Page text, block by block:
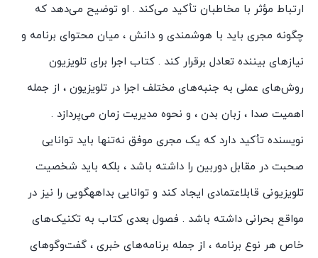
ارتباط مؤثر با مخاطبان تأکید می‌کند . او توضیح می‌دهد که
چگونه مجری باید با هوشمندی و دانش ، میان محتوای برنامه و
نیازهای بیننده تعادل برقرار کند . کتاب اجرا برای تلویزیون
روش‌های عملی به جنبه‌های مختلف اجرا در تلویزیون ، از جمله
اهمیت صدا ، زبان بدن ، و نحوه مدیریت زمان می‌پردازد .
نویسنده تأکید دارد که یک مجری موفق نه‌تنها باید توانایی
صحبت در مقابل دوربین را داشته‌ ‌باشد ، بلکه باید شخصیت
تلویزیونی قابلاعتمادی ایجاد کند و توانایی بداههگویی را نیز در
مواقع بحرانی داشته‌ ‌باشد . فصول بعدی کتاب به تکنیک‌های
خاص هر نوع برنامه ، از جمله برنامه‌های خبری ، گفت‌وگوهای